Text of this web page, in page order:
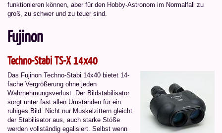
funktionieren können, aber für den Hobby-Astronom im Normalfall zu
groß, zu schwer und zu teuer sind.
Fujinon
Techno-Stabi TS-X 14x40
Das Fujinon Techno-Stabi 14x40 bietet 14-
fache Vergrößerung ohne jeden
Wahrnehmungsverlust. Der Bildstabilisator
sorgt unter fast allen Umständen für ein
ruhiges Bild. Nicht nur Muskelzittern gleicht
der Stabilisator aus, auch starke Stöße
werden vollständig egalisiert. Selbst wenn